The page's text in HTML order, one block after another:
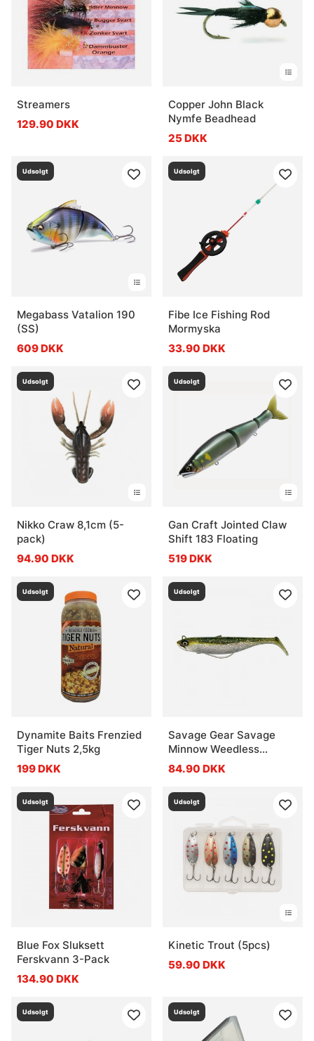
Streamers
129.90 DKK
Copper John Black
Nymfe Beadhead
25 DKK
Udsolgt
Megabass Vatalion 190
(SS)
609 DKK
Udsolgt
Fibe Ice Fishing Rod
Mormyska
33.90 DKK
Udsolgt
Nikko Craw 8,1cm (5-
pack)
94.90 DKK
Udsolgt
Gan Craft Jointed Claw
Shift 183 Floating
519 DKK
Udsolgt
Dynamite Baits Frenzied
Tiger Nuts 2,5kg
199 DKK
Udsolgt
Savage Gear Savage
Minnow Weedless
12.5cm 28g Sinking 2+1 -
Green Silver
84.90 DKK
Udsolgt
Blue Fox Sluksett
Ferskvann 3-Pack
134.90 DKK
Udsolgt
Kinetic Trout (5pcs)
59.90 DKK
Udsolgt Udsolgt